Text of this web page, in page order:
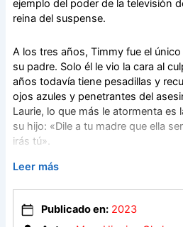
ejemplo del poder de la televisión
reina del suspense.
A los tres años, Timmy fue el
su padre. Solo él le vio la cara al
años todavía tiene pesadillas y
ojos azules y penetrantes del
Laurie, lo que más le atormenta es
su hijo: «Dile a tu madre que ella
irás tú».
Ahora otro crimen ocupa la vida de
productora de un programa de
resolver. El primer episodio gira en
Betsy Powell. Hace veinte años,
Leer más
Publicado en: 2023